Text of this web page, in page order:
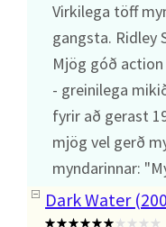
Virkilega töff
gangsta. Ridley
Mjög góð
- greinilega
fyrir að gerast
mjög vel gerð
myndarinnar:
Dark Water